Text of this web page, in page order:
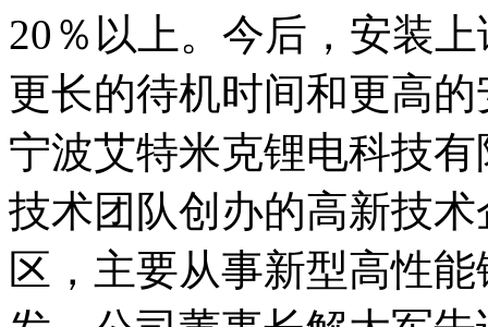
20％以上。今后，安装
更长的待机时间和更高
宁波艾特米克锂电科技
技术团队创办的高新技
区，主要从事新型高性